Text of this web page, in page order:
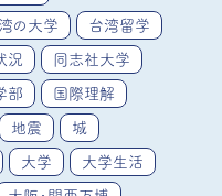
の大学 台湾留学
況 同志社大学
部 国際理解
地震 城
大学 大学生活